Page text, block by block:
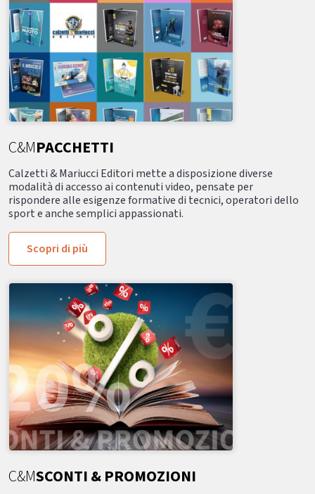
C&MPACCHETTI
Calzetti & Mariucci Editori mette a disposizione diverse
modalità di accesso ai contenuti video, pensate per
rispondere alle esigenze formative di tecnici, operatori dello
sport e anche semplici appassionati.
Scopri di più
C&MSCONTI & PROMOZIONI